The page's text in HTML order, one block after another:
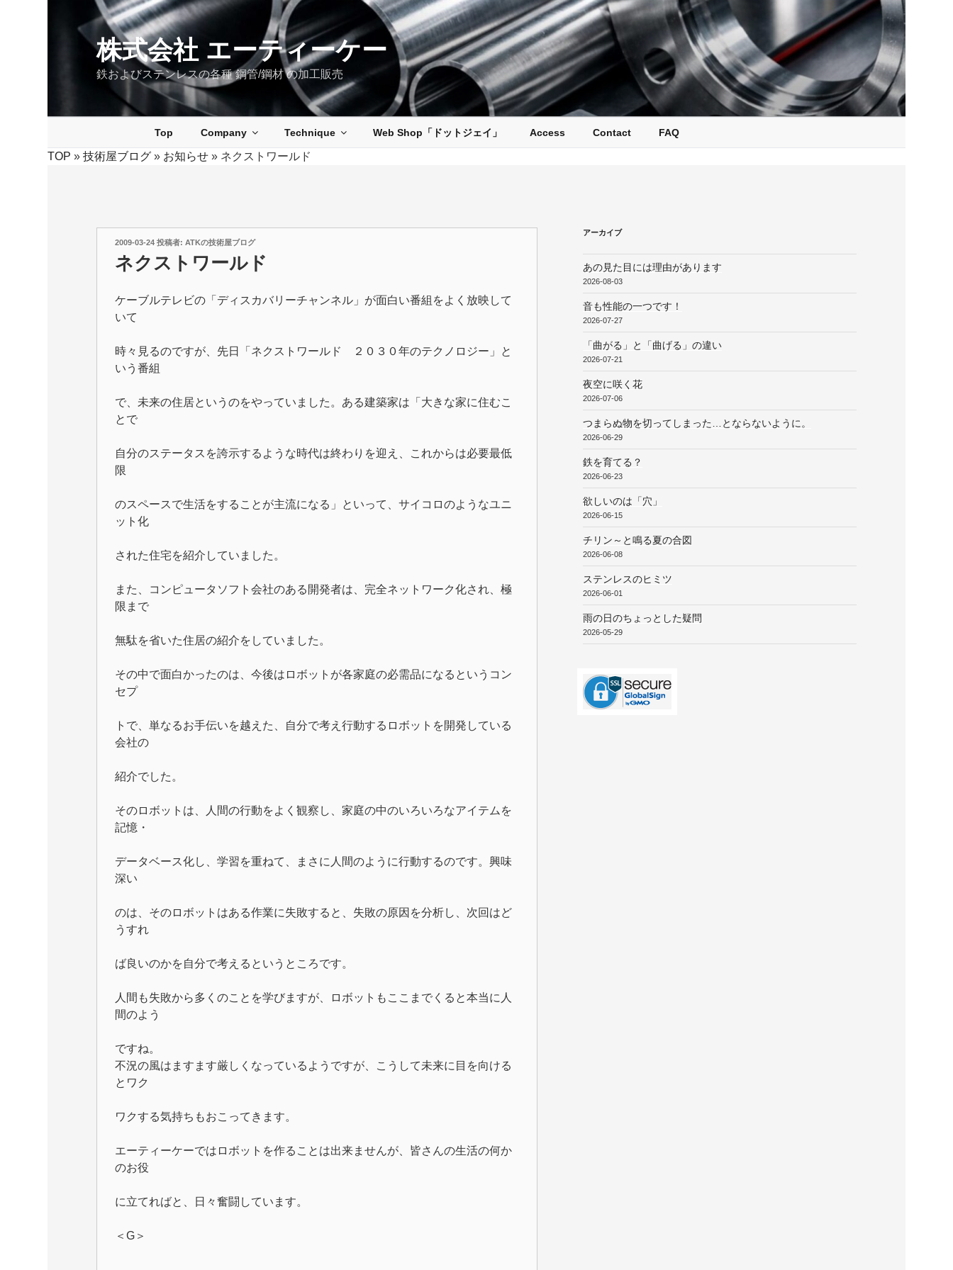
プ
株式会社 エーティーケー
鉄およびステンレスの各種 鋼管/鋼材 の加工販売
Top Company Technique Web Shop「ドットジェイ」 Access Contact FAQ
TOP » 技術屋ブログ » お知らせ » ネクストワールド
投
日:
2009-03-24投稿者: ATKの技術屋ブログ
ネクストワールド
ケーブルテレビの「ディスカバリーチャンネル」が面白い番組をよく放映して
いて
時々見るのですが、先日「ネクストワールド ２０３０年のテクノロジー」と
いう番組
で、未来の住居というのをやっていました。ある建築家は「大きな家に住むこ
とで
自分のステータスを誇示するような時代は終わりを迎え、これからは必要最低
限
のスペースで生活をすることが主流になる」といって、サイコロのようなユニ
ット化
された住宅を紹介していました。
また、コンピュータソフト会社のある開発者は、完全ネットワーク化され、極
限まで
無駄を省いた住居の紹介をしていました。
その中で面白かったのは、今後はロボットが各家庭の必需品になるというコン
セプ
トで、単なるお手伝いを越えた、自分で考え行動するロボットを開発している
会社の
紹介でした。
そのロボットは、人間の行動をよく観察し、家庭の中のいろいろなアイテムを
記憶・
データベース化し、学習を重ねて、まさに人間のように行動するのです。興味
深い
のは、そのロボットはある作業に失敗すると、失敗の原因を分析し、次回はど
うすれ
ば良いのかを自分で考えるというところです。
人間も失敗から多くのことを学びますが、ロボットもここまでくると本当に人
間のよう
ですね。
不況の風はますます厳しくなっているようですが、こうして未来に目を向ける
とワク
ワクする気持ちもおこってきます。
エーティーケーではロボットを作ることは出来ませんが、皆さんの生活の何か
のお役
に立てればと、日々奮闘しています。
＜G＞
アーカイブ
あの見た目には理由があります
2026-08-03
音も性能の一つです！
2026-07-27
「曲がる」と「曲げる」の違い
2026-07-21
夜空に咲く花
2026-07-06
つまらぬ物を切ってしまった…とならないように。
2026-06-29
鉄を育てる？
2026-06-23
欲しいのは「穴」
2026-06-15
チリン～と鳴る夏の合図
2026-06-08
ステンレスのヒミツ
2026-06-01
雨の日のちょっとした疑問
2026-05-29